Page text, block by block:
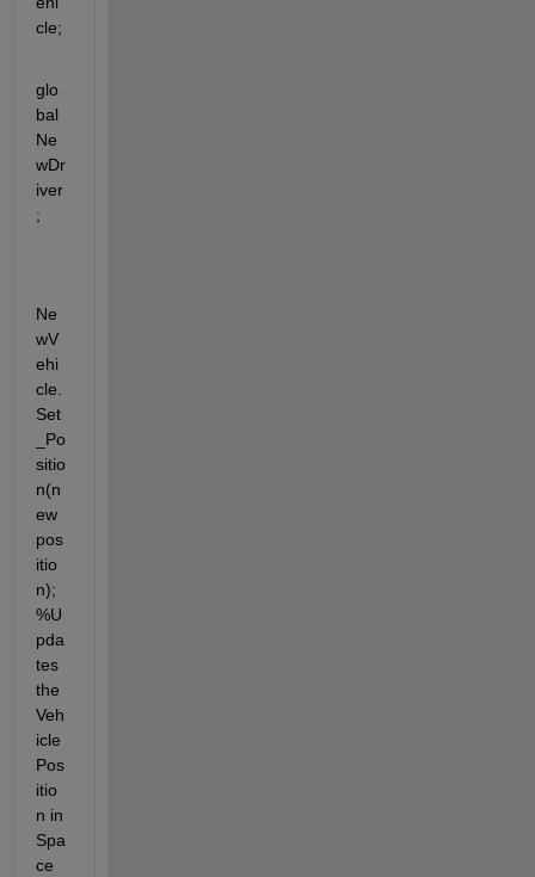
cle;
glo
bal
Ne
wDr
iver
;
Ne
wV
ehi
cle.
Set
_Po
sitio
n(n
ew
pos
itio
n);
%U
pda
tes
the
Veh
icle
Pos
itio
n in
Spa
ce